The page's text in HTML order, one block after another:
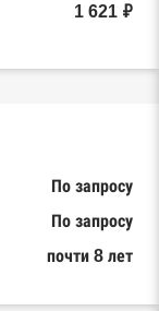
1 621 ₽
По запросу
По запросу
почти 8 лет